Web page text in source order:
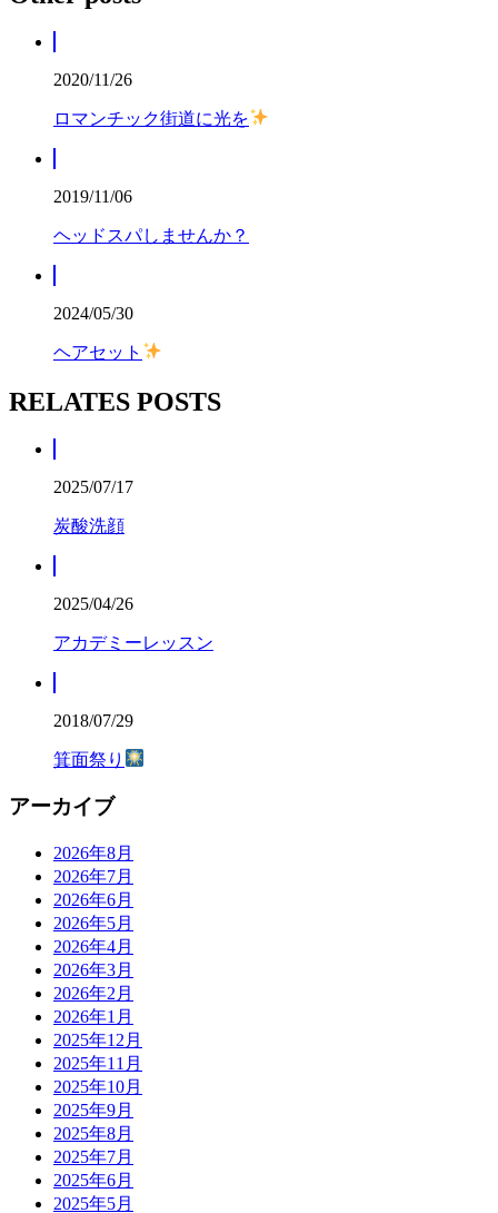
2020/11/26
ロマンチック街道に光を
2019/11/06
ヘッドスパしませんか？
2024/05/30
ヘアセット
RELATES POSTS
2025/07/17
炭酸洗顔
2025/04/26
アカデミーレッスン
2018/07/29
箕面祭り
アーカイブ
2026年8月
2026年7月
2026年6月
2026年5月
2026年4月
2026年3月
2026年2月
2026年1月
2025年12月
2025年11月
2025年10月
2025年9月
2025年8月
2025年7月
2025年6月
2025年5月